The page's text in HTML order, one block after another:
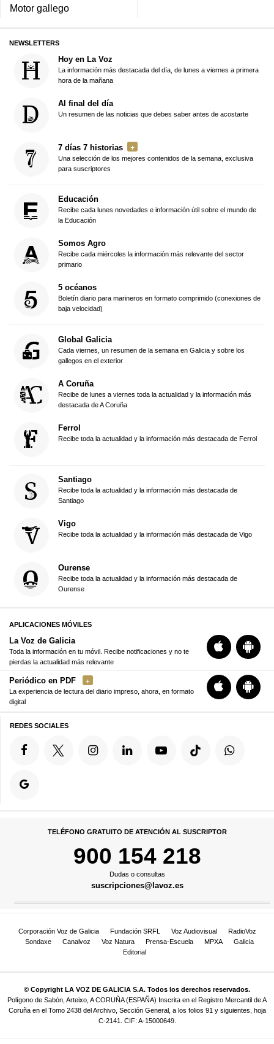
Motor gallego
NEWSLETTERS
Hoy en La Voz
La información más destacada del día, de lunes a viernes a primera
hora de la mañana
Al final del día
Un resumen de las noticias que debes saber antes de acostarte
7 días 7 historias
Una selección de los mejores contenidos de la semana, exclusiva
para suscriptores
Educación
Recibe cada lunes novedades e información útil sobre el mundo de
la Educación
Somos Agro
Recibe cada miércoles la información más relevante del sector
primario
5 océanos
Boletín diario para marineros en formato comprimido (conexiones de
baja velocidad)
Global Galicia
Cada viernes, un resumen de la semana en Galicia y sobre los
gallegos en el exterior
A Coruña
Recibe de lunes a viernes toda la actualidad y la información más
destacada de A Coruña
Ferrol
Recibe toda la actualidad y la información más destacada de Ferrol
Santiago
Recibe toda la actualidad y la información más destacada de
Santiago
Vigo
Recibe toda la actualidad y la información más destacada de Vigo
Ourense
Recibe toda la actualidad y la información más destacada de
Ourense
APLICACIONES MÓVILES
La Voz de Galicia
Toda la información en tu móvil. Recibe notificaciones y no te
pierdas la actualidad más relevante
Periódico en PDF
La experiencia de lectura del diario impreso, ahora, en formato
digital
REDES SOCIALES
TELÉFONO GRATUITO DE ATENCIÓN AL SUSCRIPTOR
900 154 218
Dudas o consultas
suscripciones@lavoz.es
Corporación Voz de Galicia Fundación SRFL Voz Audiovisual
RadioVoz
Sondaxe
Canalvoz Voz Natura Prensa-Escuela MPXA
Galicia
Editorial
© Copyright LA VOZ DE GALICIA S.A. Todos los derechos reservados.
Polígono de Sabón, Arteixo, A CORUÑA (ESPAÑA) Inscrita en el Registro Mercantil de A
Coruña en el Tomo 2438 del Archivo, Sección General, a los folios 91 y siguientes, hoja
C-2141. CIF: A-15000649.